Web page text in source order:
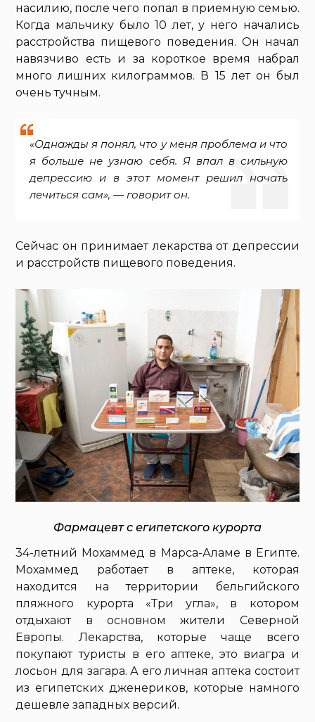
насилию, после чего попал в приемную семью.
Когда мальчику было 10 лет, у него начались
расстройства пищевого поведения. Он начал
навязчиво есть и за короткое время набрал
много лишних килограммов. В 15 лет он был
очень тучным.
«Однажды я понял, что у меня проблема и что
я больше не узнаю себя. Я впал в сильную
депрессию и в этот момент решил начать
лечиться сам», — говорит он.
Сейчас он принимает лекарства от депрессии
и расстройств пищевого поведения.
Фармацевт с египетского курорта
34-летний Мохаммед в Марса-Аламе в Египте.
Мохаммед работает в аптеке, которая
находится на территории бельгийского
пляжного курорта «Три угла», в котором
отдыхают в основном жители Северной
Европы. Лекарства, которые чаще всего
покупают туристы в его аптеке, это виагра и
лосьон для загара. А его личная аптека состоит
из египетских дженериков, которые намного
дешевле западных версий.